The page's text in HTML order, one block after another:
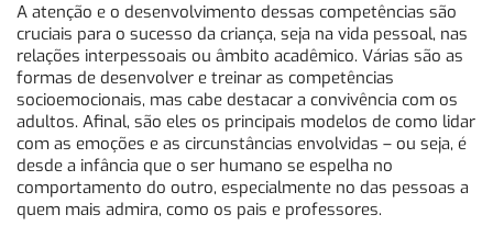
A atenção e o desenvolvimento dessas competências são
cruciais para o sucesso da criança, seja na vida pessoal, nas
relações interpessoais ou âmbito acadêmico. Várias são as
formas de desenvolver e treinar as competências
socioemocionais, mas cabe destacar a convivência com os
adultos. Afinal, são eles os principais modelos de como lidar
com as emoções e as circunstâncias envolvidas – ou seja, é
desde a infância que o ser humano se espelha no
comportamento do outro, especialmente no das pessoas a
quem mais admira, como os pais e professores.